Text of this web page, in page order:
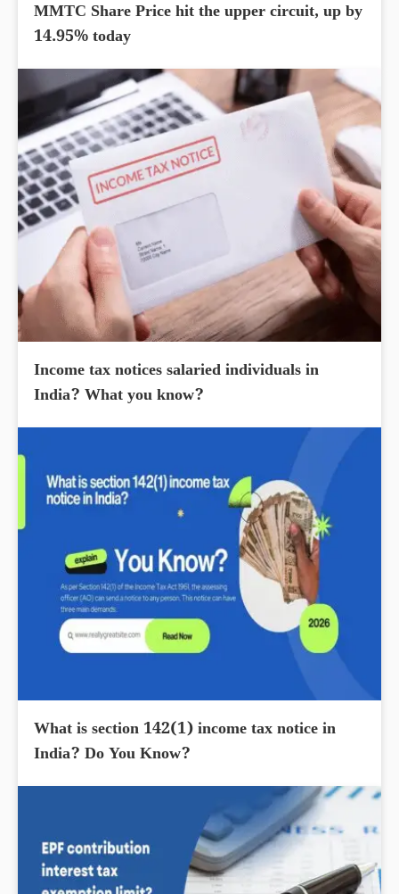
MMTC Share Price hit the upper circuit, up by
14.95% today
Income tax notices salaried individuals in
India? What you know?
What is section 142(1) income tax notice in
India? Do You Know?